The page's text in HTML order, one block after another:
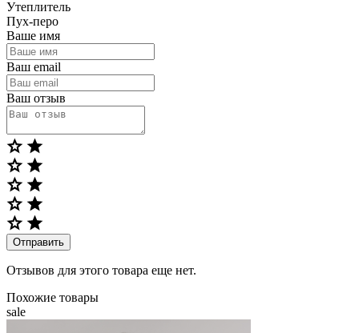
Утеплитель
Пух-перо
Ваше имя
Ваш email
Ваш отзыв
Отправить
Отзывов для этого товара еще нет.
Похожие товары
sale